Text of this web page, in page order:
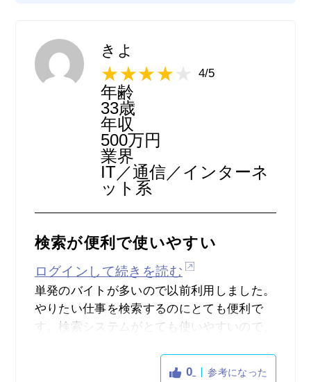
望条件にマッチした求人情報だったり新着の
求人情報といったメールの嵐になってしまう
ので、そこが残念です。やたらメールがくる
ので、正直うんざりするほどです。そのため
メールアドレスは使い捨てのメールアドレス
で登録しないと気が滅入ってしまいます。
きよ
4/5
年齢
33歳
年収
500万円
業界
IT／通信／インターネ
ット系
検索が便利で使いやすい
ログインして続きを読む
単発のバイトが多いので以前利用しました。
やりたい仕事を検索するのにとても便利で
す。検索システムがとても使いやすいので、
0 参考になった